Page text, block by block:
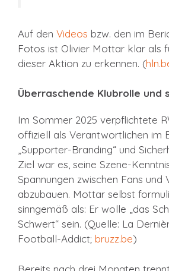
Auf den Videos bzw. den im
Fotos ist Olivier Mottar klar als
dieser Aktion zu erkennen. (
Überraschende Klubrolle und
Im Sommer 2025 verpflichtete
offiziell als Verantwortlichen im
„Supporter-Branding“ und
Ziel war es, seine Szene-
Spannungen zwischen Fans und
abzubauen. Mottar selbst
sinngemäß als: Er wolle „das
Schwert“ sein. (Quelle: La
Football-Addict; bruzz.be)